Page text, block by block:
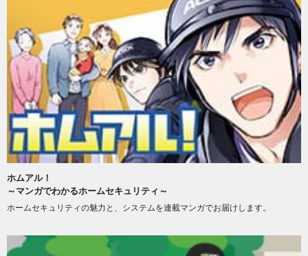
ホムアル！
～マンガでわかるホームセキュリティ～
ホームセキュリティの魅力と、システムを連載マンガでお届けします。